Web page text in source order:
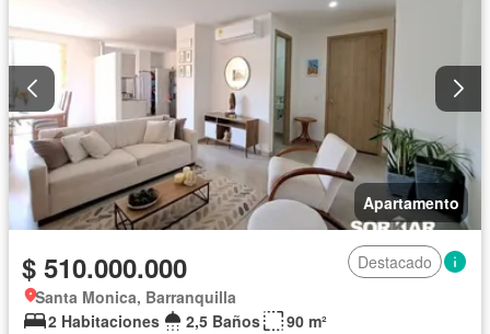
Apartamento
$ 510.000.000
Destacado
Santa Monica, Barranquilla
2 Habitaciones
2,5 Baños
90 m²